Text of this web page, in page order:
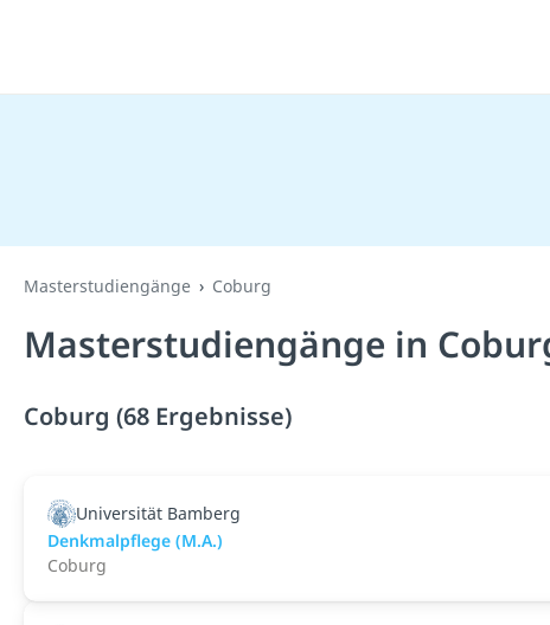
Masterstudiengänge Coburg
Masterstudiengänge in
Coburg (68 Ergebnisse)
Universität Bamberg
Denkmalpflege (M.A.)
Coburg